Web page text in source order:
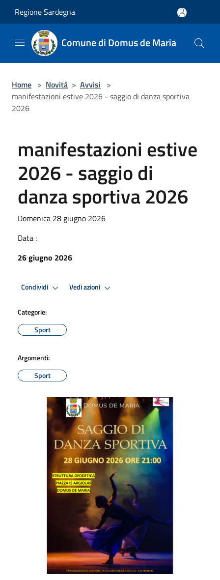
Regione Sardegna
Comune di Domus de Maria
Home > Novità > Avvisi >
manifestazioni estive 2026 - saggio di danza sportiva
2026
manifestazioni estive
2026 - saggio di
danza sportiva 2026
Domenica 28 giugno 2026
Data :
26 giugno 2026
Condividi Vedi azioni
Categorie:
Sport
Argomenti:
Sport